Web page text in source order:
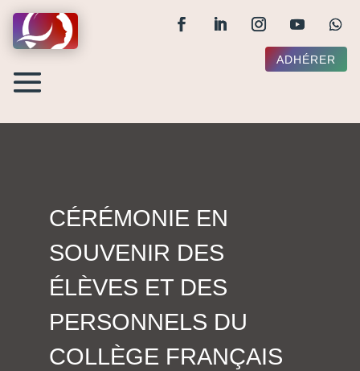
ADHÉRER
CÉRÉMONIE EN
SOUVENIR DES
ÉLÈVES ET DES
PERSONNELS DU
COLLÈGE FRANÇAIS